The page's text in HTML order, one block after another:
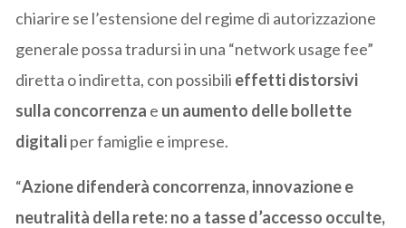
chiarire se l’estensione del regime di autorizzazione
generale possa tradursi in una “network usage fee”
diretta o indiretta, con possibili effetti distorsivi
sulla concorrenza e un aumento delle bollette
digitaliper famiglie e imprese.
“Azione difenderà concorrenza, innovazione e
neutralità della rete: no a tasse d’accesso occulte,